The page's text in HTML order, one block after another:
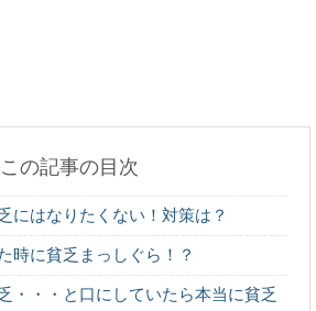
キャンプに必要なものは？初心者でもこれ
！
この記事の目次
にはなりたくない！対策は？
時に貧乏まっしぐら！？
・・・と口にしていたら本当に貧乏